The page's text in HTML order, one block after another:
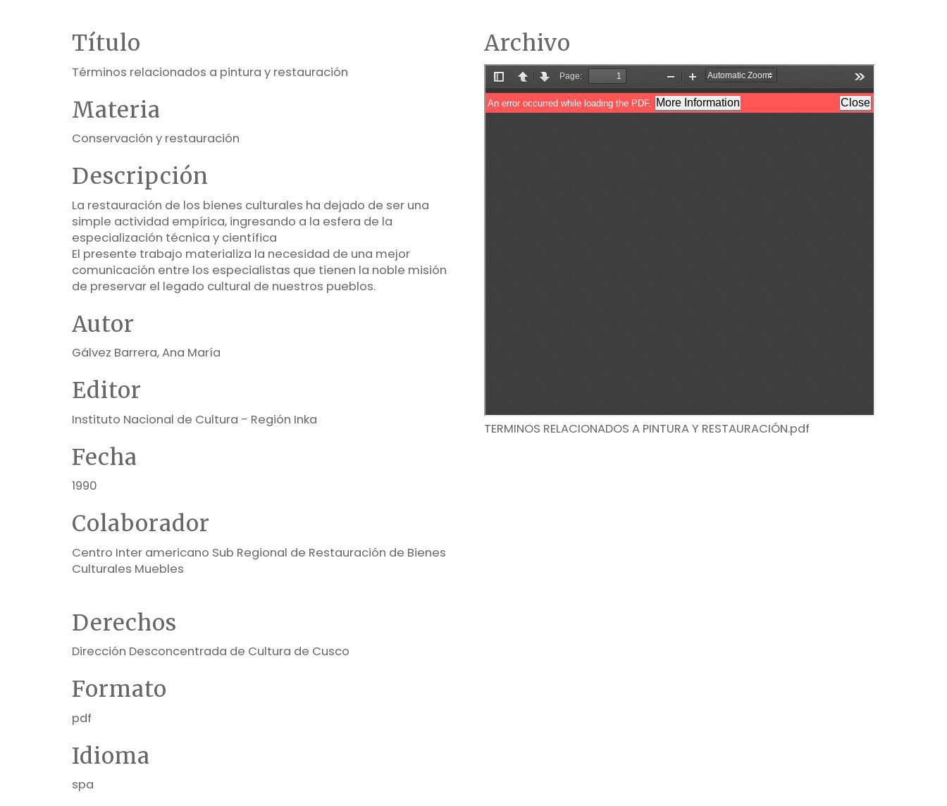
Título
Términos relacionados a pintura y restauración
Materia
Conservación y restauración
Descripción
La restauración de los bienes culturales ha dejado de ser una
simple actividad empírica, ingresando a la esfera de la
especialización técnica y científica
El presente trabajo materializa la necesidad de una mejor
comunicación entre los especialistas que tienen la noble misión
de preservar el legado cultural de nuestros pueblos.
Autor
Gálvez Barrera, Ana María
Editor
Instituto Nacional de Cultura - Región Inka
Fecha
1990
Colaborador
Centro Inter americano Sub Regional de Restauración de Bienes
Culturales Muebles
Derechos
Dirección Desconcentrada de Cultura de Cusco
Formato
pdf
Idioma
spa
Archivo
TERMINOS RELACIONADOS A PINTURA Y RESTAURACIÓN.pdf